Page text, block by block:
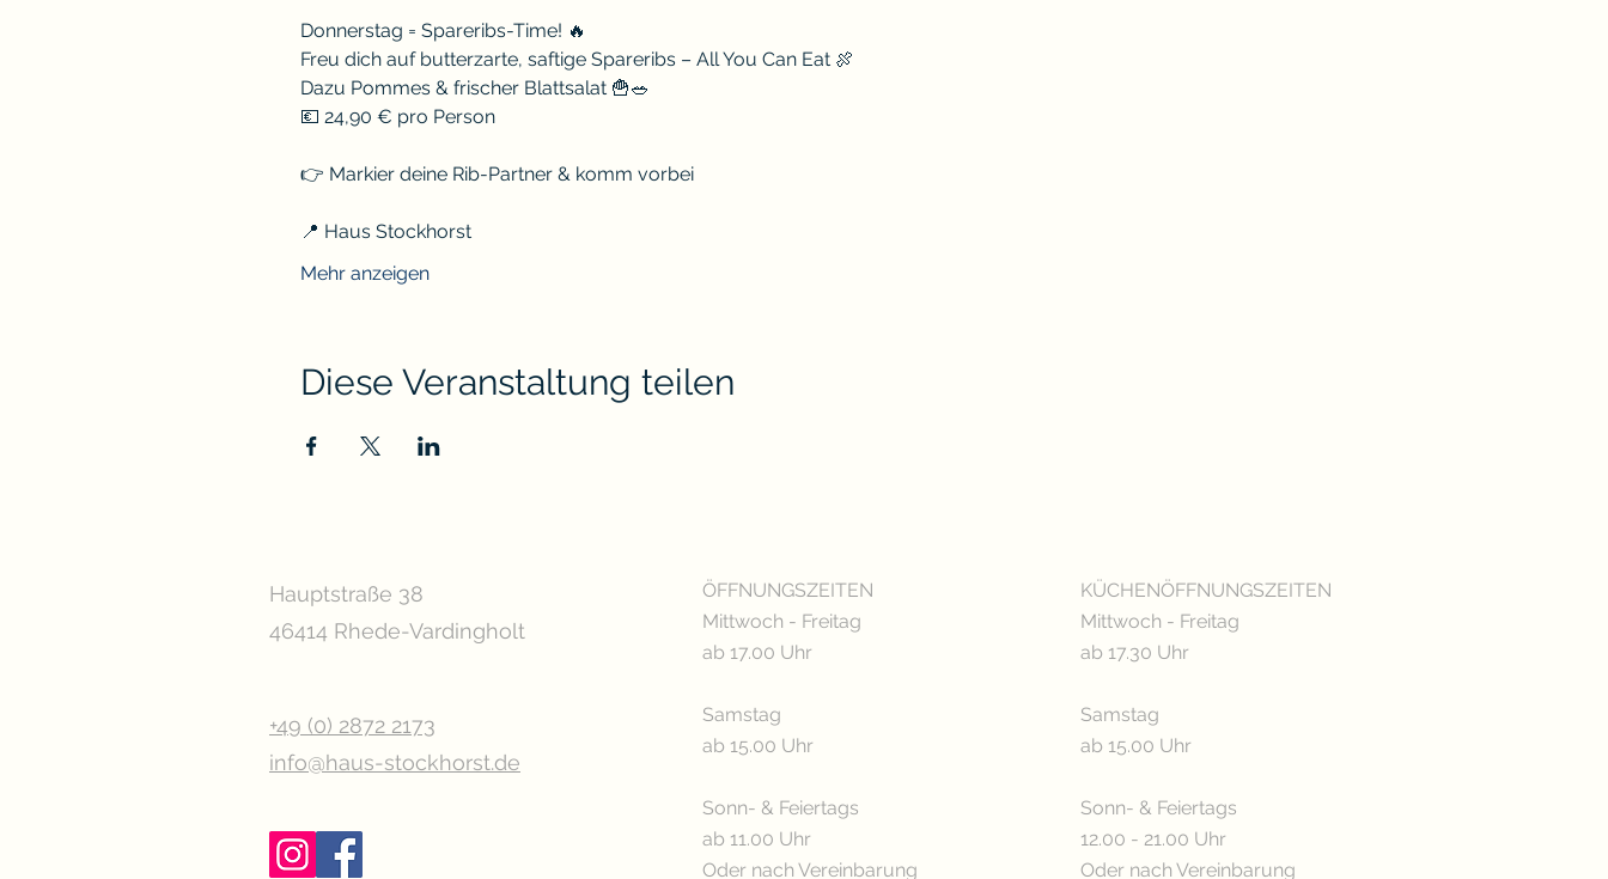
Donnerstag = Spareribs-Time! 🔥
Freu dich auf butterzarte, saftige Spareribs – All You Can Eat 🍖
Dazu Pommes & frischer Blattsalat 🍟🥗
💶 24,90 € pro Person
👉 Markier deine Rib-Partner & komm vorbei
📍 Haus Stockhorst
Mehr anzeigen
Diese Veranstaltung teilen
Hauptstraße 38
46414 Rhede-Vardingholt
+49 (0) 2872 2173
info@haus-stockhorst.de
ÖFFNUNGSZEITEN
Mittwoch - Freitag
ab 17.00 Uhr
Samstag
ab 15.00 Uhr
Sonn- & Feiertags
ab 11.00 Uhr
Oder nach Vereinbarung
KÜCHENÖFFNUNGSZEITEN
Mittwoch - Freitag
ab 17.30 Uhr
Samstag
ab 15.00 Uhr
Sonn- & Feiertags
12.00 - 21.00 Uhr
Oder nach Vereinbarung